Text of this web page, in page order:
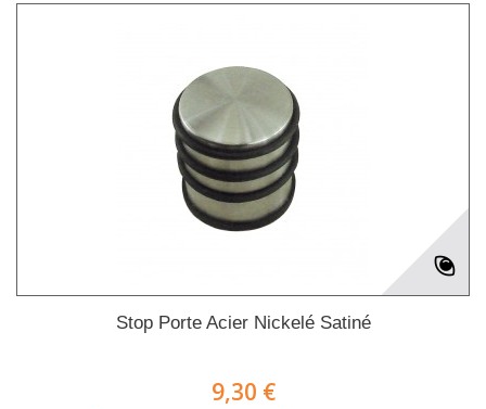
Stop Porte Acier Nickelé Satiné
9,30 €